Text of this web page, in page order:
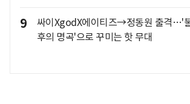
9
싸이XgodX에이티즈→정동원 출격…'
후의 명곡'으로 꾸미는 핫 무대